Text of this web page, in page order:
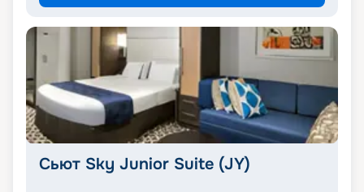
Сьют Sky Junior Suite (JY)